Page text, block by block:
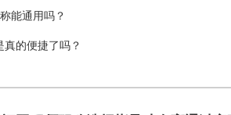
能通用吗？
的便捷了吗？